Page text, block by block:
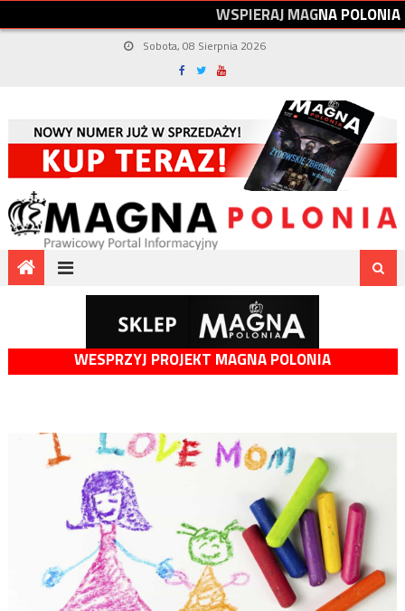
WSPIERAJMAGNAPOLONIA
Sobota, 08 Sierpnia 2026
WESPRZYJ PROJEKT MAGNA POLONIA